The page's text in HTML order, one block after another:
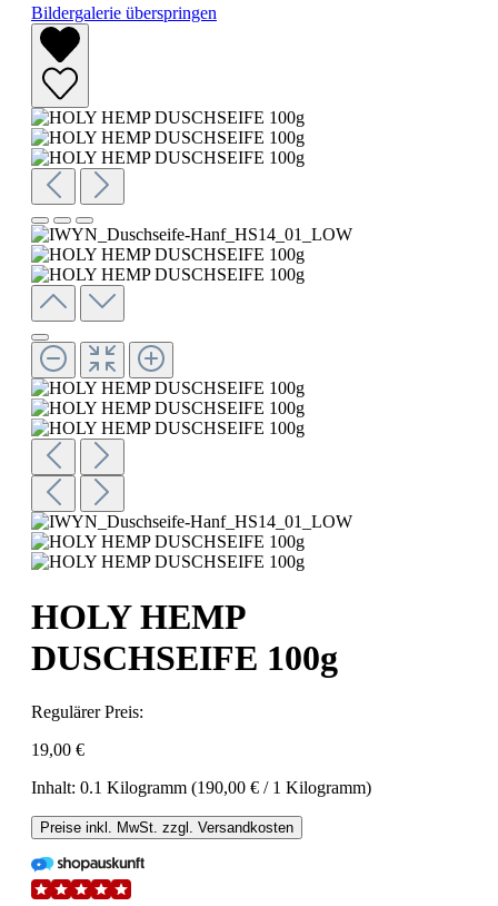
Bildergalerie überspringen
HOLY HEMP
DUSCHSEIFE 100g
Regulärer Preis:
19,00 €
Inhalt: 0.1 Kilogramm (190,00 € / 1 Kilogramm)
Preise inkl. MwSt. zzgl. Versandkosten